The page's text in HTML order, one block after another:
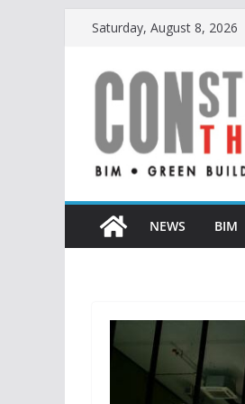
Skip
content
Saturday, August 8, 2026
NEWS
BIM